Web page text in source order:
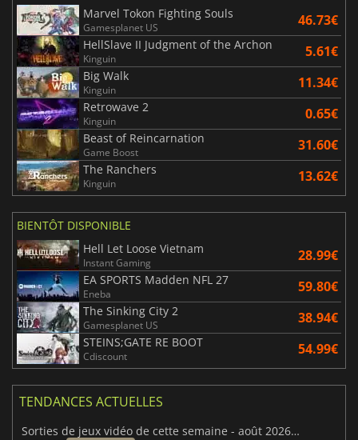
Marvel Tokon Fighting Souls
Gamesplanet US 46.73€
HellSlave II Judgment of the Archon
Kinguin 5.61€
Big Walk
Kinguin 11.34€
Retrowave 2
Kinguin 0.65€
Beast of Reincarnation
Game Boost 31.60€
The Ranchers
Kinguin 13.62€
BIENTÔT DISPONIBLE
Hell Let Loose Vietnam
Instant Gaming 28.99€
EA SPORTS Madden NFL 27
Eneba 59.80€
The Sinking City 2
Gamesplanet US 38.94€
STEINS;GATE RE BOOT
Cdiscount 54.99€
TENDANCES ACTUELLES
Sorties de jeux vidéo de cette semaine - août 2026 (semaine 32)